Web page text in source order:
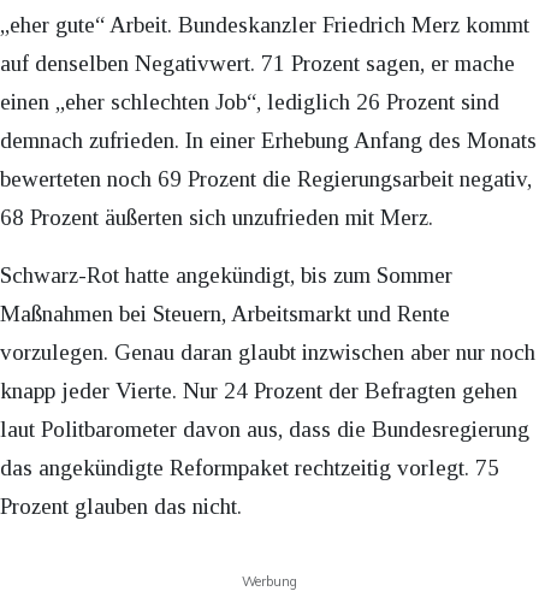
„eher gute“ Arbeit. Bundeskanzler Friedrich Merz kommt
auf denselben Negativwert. 71 Prozent sagen, er mache
einen „eher schlechten Job“, lediglich 26 Prozent sind
demnach zufrieden. In einer Erhebung Anfang des Monats
bewerteten noch 69 Prozent die Regierungsarbeit negativ,
68 Prozent äußerten sich unzufrieden mit Merz.
Schwarz-Rot hatte angekündigt, bis zum Sommer
Maßnahmen bei Steuern, Arbeitsmarkt und Rente
vorzulegen. Genau daran glaubt inzwischen aber nur noch
knapp jeder Vierte. Nur 24 Prozent der Befragten gehen
laut Politbarometer davon aus, dass die Bundesregierung
das angekündigte Reformpaket rechtzeitig vorlegt. 75
Prozent glauben das nicht.
Werbung